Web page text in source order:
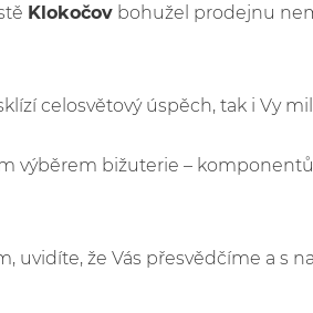
Klokočov bohužel prodejnu
celosvětový úspěch, tak i Vy
výběrem bižuterie –
uvidíte, že Vás přesvědčíme a s